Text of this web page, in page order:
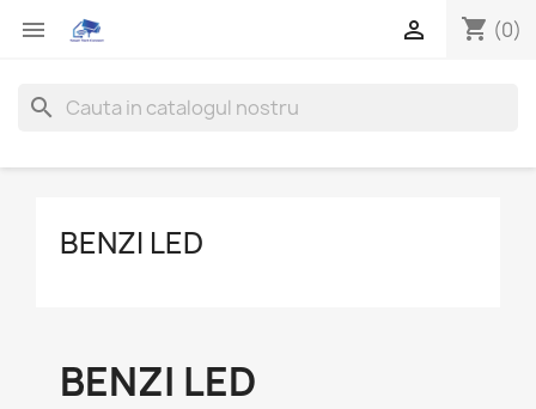
 shopping_cart (0)

search
BENZI LED
BENZI LED